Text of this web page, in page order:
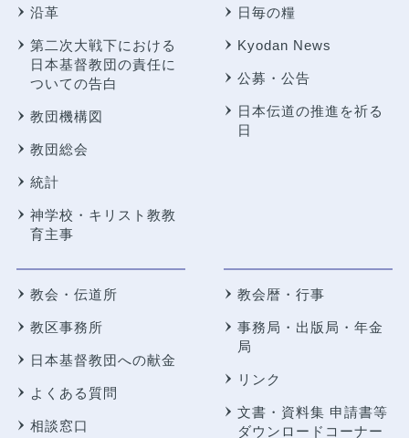
沿革
第二次大戦下における
日本基督教団の責任に
ついての告白
教団機構図
教団総会
統計
神学校・キリスト教教
育主事
日毎の糧
Kyodan News
公募・公告
日本伝道の推進を祈る
日
教会・伝道所
教区事務所
日本基督教団への献金
よくある質問
相談窓口
教会暦・行事
事務局・出版局・年金
局
リンク
文書・資料集 申請書等
ダウンロードコーナー